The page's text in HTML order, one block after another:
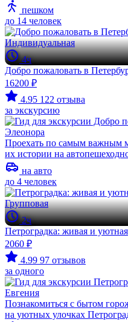
пешком
до 14 человек
Индивидуальная
4ч
Добро пожаловать в
16200 ₽
4.95 122 отзыва
за экскурсию
Элеонора
Проехать по самым важным
их истории на
на авто
до 4 человек
Групповая
2ч
Петроградка: живая и уютная
2060 ₽
4.99 97 отзывов
за одного
Евгения
Познакомиться с бытом
на уютных улочках